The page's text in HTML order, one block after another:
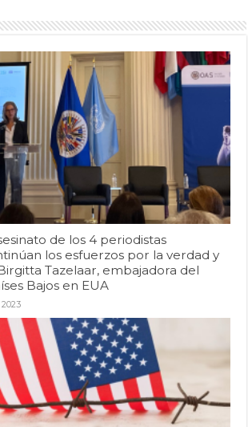
de los 4 periodistas
los esfuerzos por la verdad y
Tazelaar, embajadora del
Bajos en EUA